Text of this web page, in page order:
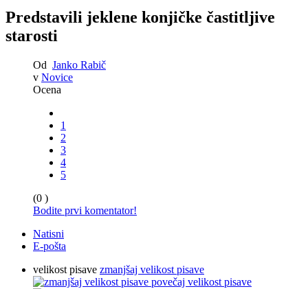
Predstavili jeklene konjičke častitljive
starosti
Od Janko Rabič
v Novice
Ocena
1
2
3
4
5
(0 )
Bodite prvi komentator!
Natisni
E-pošta
velikost pisave zmanjšaj velikost pisave
povečaj velikost pisave